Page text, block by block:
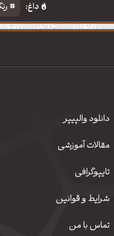
داغ:
دانلود‌ والپیپر
مقالات آموزشی
‌تایپوگرافی
شرایط و قوانین
تماس با من